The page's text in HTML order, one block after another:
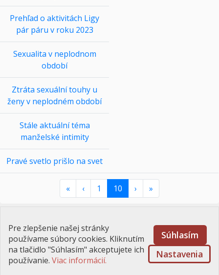
Prehľad o aktivitách Ligy
pár páru v roku 2023
Sexualita v neplodnom
období
Ztráta sexuální touhy u
ženy v neplodném období
Stále aktuální téma
manželské intimity
Pravé svetlo prišlo na svet
« ‹ 1 10 › »
Úvod\Kontakt\Ponuka\
Cookies
Pre zlepšenie našej stránky
používame súbory cookies. Kliknutím
na tlačidlo "Súhlasím" akceptujete ich
používanie. Viac informácií.
Súhlasím
Nastavenia